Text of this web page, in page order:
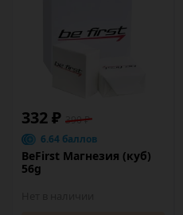
332 ₽ 390 ₽
6.64 баллов
BeFirst Магнезия (куб)
56g